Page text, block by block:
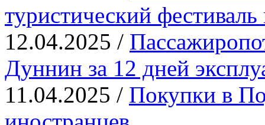
туристический
12.04.2025 /
Дуннин за 12 дней
11.04.2025 / Покупки в